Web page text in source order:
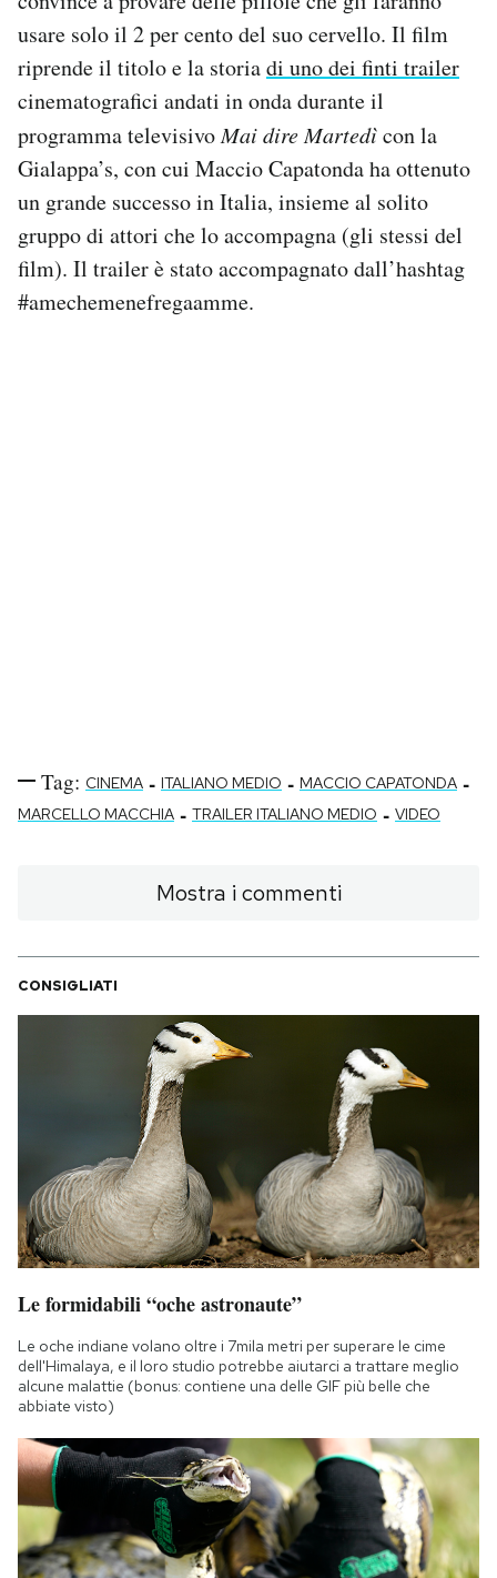
Area Personale
Newsletter
Notifiche mobile
Regala il Post
Hai bisogno di aiuto?
usare solo il 2 per cento del suo cervello. Il film
riprende il titolo e la storiadi uno dei finti trailer
cinematografici andati in onda durante il
programma televisivoMai dire Martedìcon la
Gialappa’s, con cui Maccio Capatonda ha ottenuto
un grande successo in Italia, insieme al solito
gruppo di attori che lo accompagna (gli stessi del
film). Il trailer è stato accompagnato dall’hashtag
#amechemenefregaamme.
Tag: CINEMA - ITALIANO MEDIO - MACCIO CAPATONDA -
MARCELLO MACCHIA - TRAILER ITALIANO MEDIO - VIDEO
Mostra i commenti
CONSIGLIATI
Le formidabili “oche astronaute”
Le oche indiane volano oltre i 7mila metri per superare le cime
dell'Himalaya, e il loro studio potrebbe aiutarci a trattare meglio
alcune malattie (bonus: contiene una delle GIF più belle che
abbiate visto)